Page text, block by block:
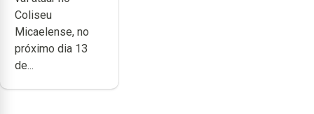
Coliseu
Micaelense
Coliseu
Micaelense, no
próximo dia 13
de...